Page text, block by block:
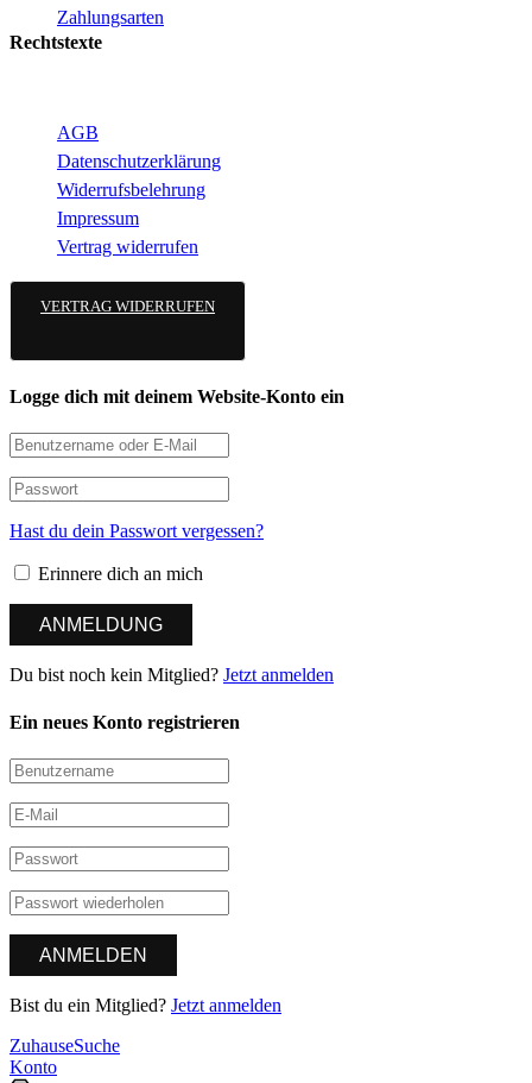
Zahlungsarten
Rechtstexte
AGB
Datenschutzerklärung
Widerrufsbelehrung
Impressum
Vertrag widerrufen
VERTRAG WIDERRUFEN
Logge dich mit deinem Website-Konto ein
Hast du dein Passwort vergessen?
Erinnere dich an mich
Du bist noch kein Mitglied? Jetzt anmelden
Ein neues Konto registrieren
Bist du ein Mitglied? Jetzt anmelden
ZuhauseSuche
Konto